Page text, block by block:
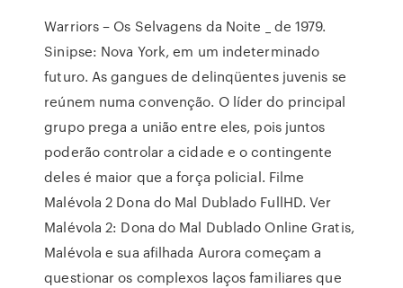
Warriors – Os Selvagens da Noite _ de 1979.
Sinipse: Nova York, em um indeterminado
futuro. As gangues de delinqüentes juvenis se
reúnem numa convenção. O líder do principal
grupo prega a união entre eles, pois juntos
poderão controlar a cidade e o contingente
deles é maior que a força policial. Filme
Malévola 2 Dona do Mal Dublado FullHD. Ver
Malévola 2: Dona do Mal Dublado Online Gratis,
Malévola e sua afilhada Aurora começam a
questionar os complexos laços familiares que